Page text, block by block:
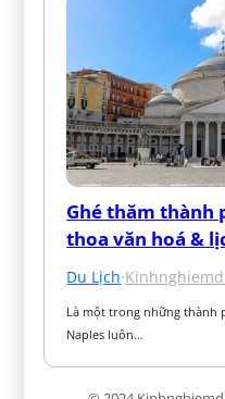
Ghé thăm thành
thoa văn hoá &
Du Lịch·
Là một trong những thành
Naples luôn…